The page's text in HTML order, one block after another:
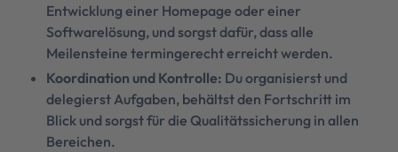
Entwicklung einer Homepage oder einer
Softwarelösung, und sorgst dafür, dass alle
Meilensteine termingerecht erreicht werden.
Koordination und Kontrolle: Du organisierst und
delegierst Aufgaben, behältst den Fortschritt im
Blick und sorgst für die Qualitätssicherung in allen
Bereichen.